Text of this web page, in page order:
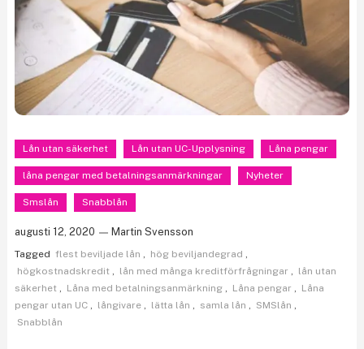
Lån utan säkerhet Lån utan UC-Upplysning Låna pengar
låna pengar med betalningsanmärkningar Nyheter
Smslån Snabblån
augusti 12, 2020 Martin Svensson
Tagged flest beviljade lån hög beviljandegrad
högkostnadskredit
lån med många kreditförfrågningar
lån utan
säkerhet
Låna med betalningsanmärkning Låna pengar
Låna
pengar utan UC
långivare lätta lån samla lån SMSlån
Snabblån